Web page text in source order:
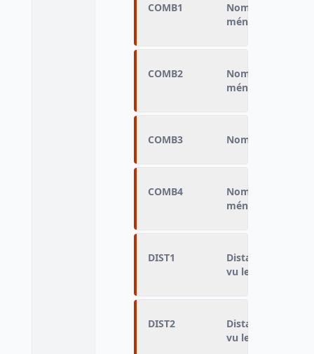
COMB1
Nombre de
ménage
COMB2
Nombre de père
ménage
COMB3 Nombre
COMB4
Nombre d'autres
ménage
DIST1
Distance
vu le plus souvent
DIST2
Distance
vu le plus souvent